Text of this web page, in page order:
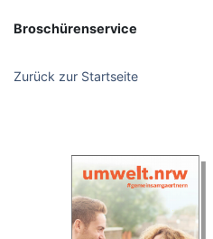
Broschürenservice
Zurück zur Startseite